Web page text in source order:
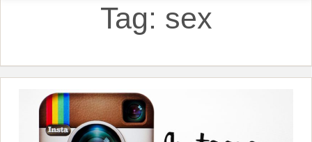
Tag: sex